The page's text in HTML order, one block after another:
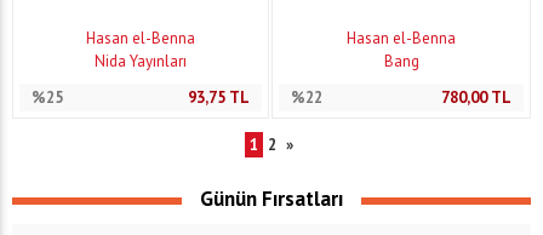
Hasan el-Benna
Nida Yayınları
%25
93,75TL
Hasan el-Benna
Bang
%22
780,00TL
1 2 »
Günün Fırsatları